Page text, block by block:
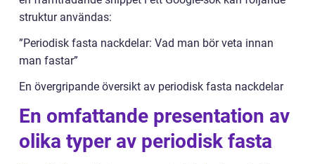
struktur användas:
”Periodisk fasta nackdelar: Vad man bör veta innan
man fastar”
En övergripande översikt av periodisk fasta nackdelar
En omfattande presentation av
olika typer av periodisk fasta